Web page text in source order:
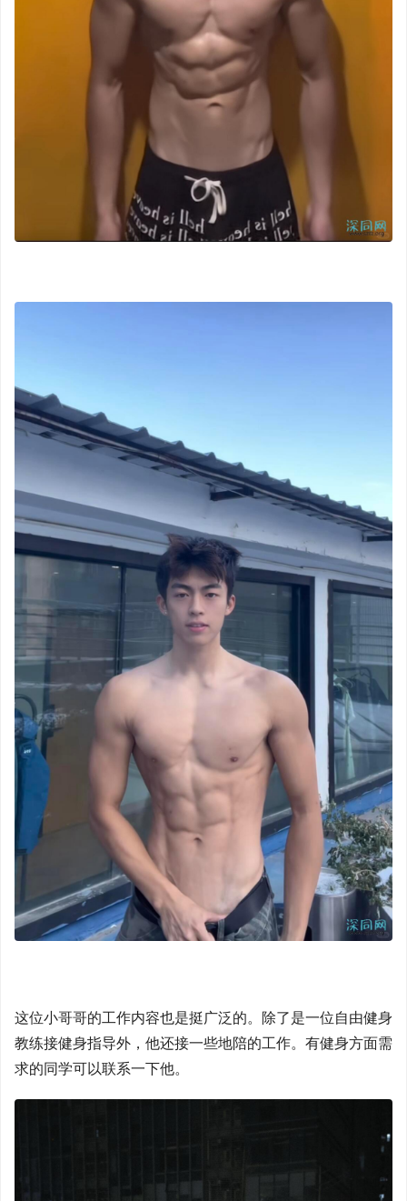
这位小哥哥的工作内容也是挺广泛的。除了是一位自由健身
教练接健身指导外，他还接一些地陪的工作。有健身方面需
求的同学可以联系一下他。